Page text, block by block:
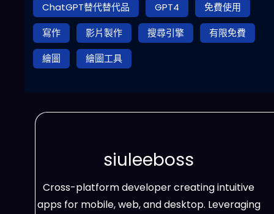
ChatGPT替代替代品
GPT4
免費使用
寫作
影片製作 搜尋引擎
有限免費
繪圖
繪圖工具
siuleeboss
Cross-platform developer creating intuitive
apps for mobile, web, and desktop. Leveraging